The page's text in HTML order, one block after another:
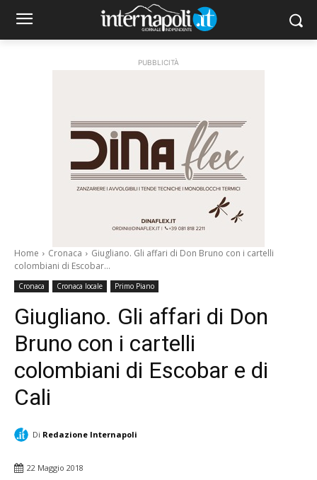
PUBBLICITÀ
Home Cronaca
Giugliano. Gli affari di Don Bruno con i cartelli
colombiani di Escobar...
Cronaca Cronaca locale Primo Piano
Giugliano. Gli affari di Don
Bruno con i cartelli
colombiani di Escobar e di
Cali
Di Redazione Internapoli
22 Maggio 2018